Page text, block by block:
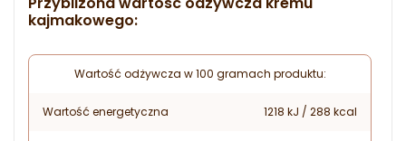
kajmakowego:
Wartość odżywcza w 100 gramach produktu:
Wartość energetyczna 1218 kJ / 288 kcal